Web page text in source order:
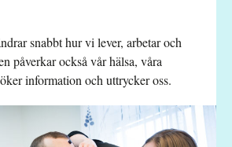
snabbt hur vi lever, arbetar och
påverkar också vår hälsa, våra
information och uttrycker oss.